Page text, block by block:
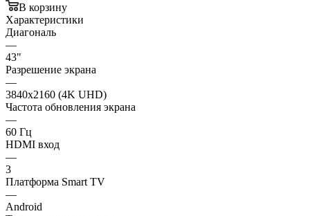
В корзину
Характеристики
Диагональ
—
43"
Разрешение экрана
—
3840x2160 (4K UHD)
Частота обновления экрана
—
60 Гц
HDMI вход
—
3
Платформа Smart TV
—
Android